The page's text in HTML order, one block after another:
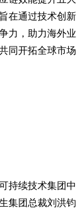
在通过技术创新
力，助力海外业
同开拓全球市场
持续技术集团中
集团总裁刘洪钧